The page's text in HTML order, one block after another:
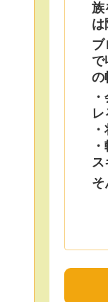
族
は
ブ
で
の
レ
ス
そ